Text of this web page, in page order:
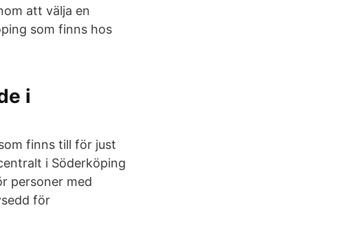
att välja en
som finns hos
i
finns till för just
i Söderköping
personer med
för